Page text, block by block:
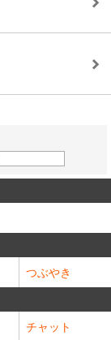
つぶやき
チャット